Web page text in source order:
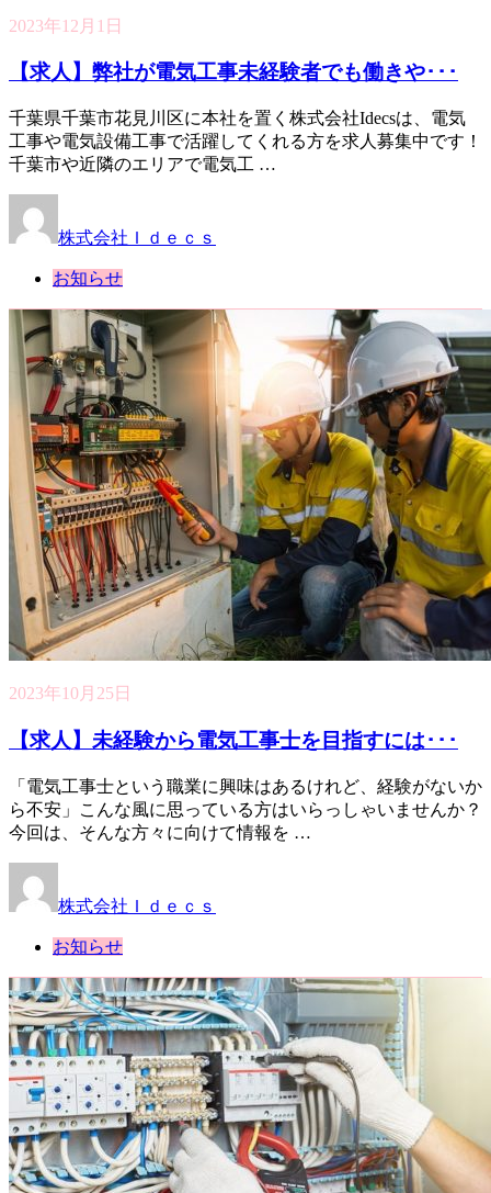
2023年12月1日
【求人】弊社が電気工事未経験者でも働きや･･･
千葉県千葉市花見川区に本社を置く株式会社Idecsは、電気
工事や電気設備工事で活躍してくれる方を求人募集中です！
千葉市や近隣のエリアで電気工 …
株式会社Ｉｄｅｃｓ
お知らせ
2023年10月25日
【求人】未経験から電気工事士を目指すには･･･
「電気工事士という職業に興味はあるけれど、経験がないか
ら不安」こんな風に思っている方はいらっしゃいませんか？
今回は、そんな方々に向けて情報を …
株式会社Ｉｄｅｃｓ
お知らせ